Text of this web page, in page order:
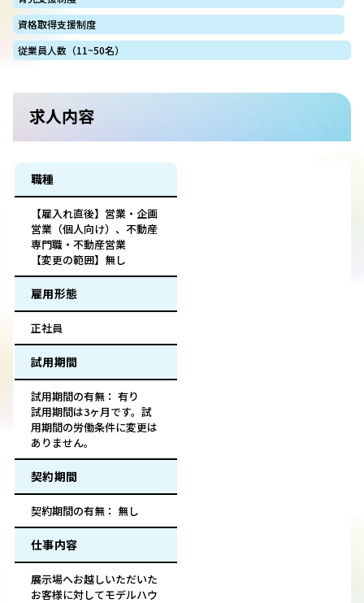
資格取得支援制度
従業員人数（11~50名）
求人内容
職種
【雇入れ直後】営業・企画
営業（個人向け）、不動産
専門職・不動産営業
【変更の範囲】無し
雇用形態
正社員
試用期間
試用期間の有無： 有り
試用期間は3ヶ月です。試
用期間の労働条件に変更は
ありません。
契約期間
契約期間の有無： 無し
仕事内容
展示場へお越しいただいた
お客様に対してモデルハウ